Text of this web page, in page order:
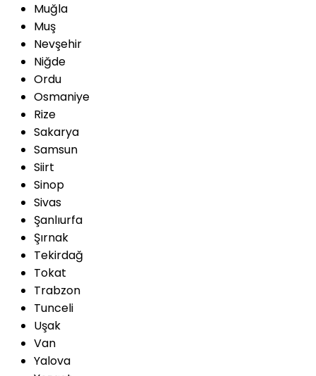
Muğla
Muş
Nevşehir
Niğde
Ordu
Osmaniye
Rize
Sakarya
Samsun
Siirt
Sinop
Sivas
Şanlıurfa
Şırnak
Tekirdağ
Tokat
Trabzon
Tunceli
Uşak
Van
Yalova